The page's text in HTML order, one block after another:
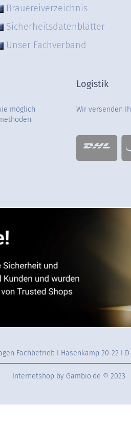
Brauereiverzeichnis
Sicherheitsdatenblätter
Unser Fachverband
möglich
Logistik
Wir versenden
Fachbetrieb I Hasenkamp 20-22 I
Internetshop by Gambio.de © 2023